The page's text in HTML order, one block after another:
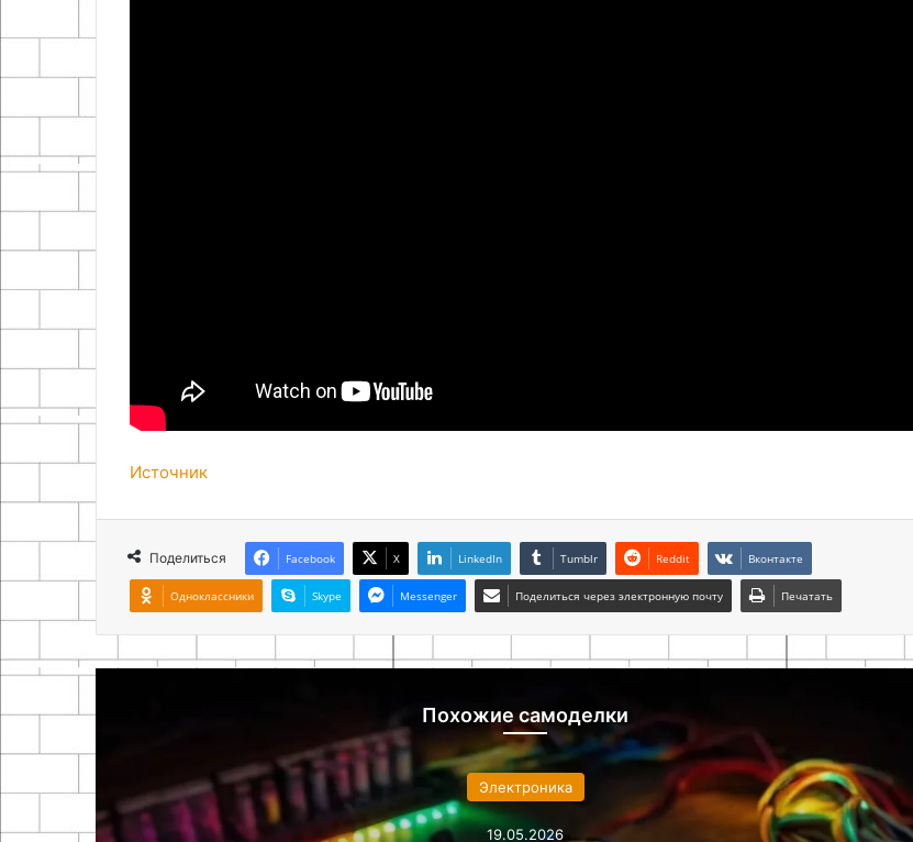
Источник
Поделиться Facebook X LinkedIn Tumblr Reddit Вконтакте
Одноклассники Skype Messenger Поделиться через электронную почту Печатать
Похожие самоделки
Электроника
19.05.2026